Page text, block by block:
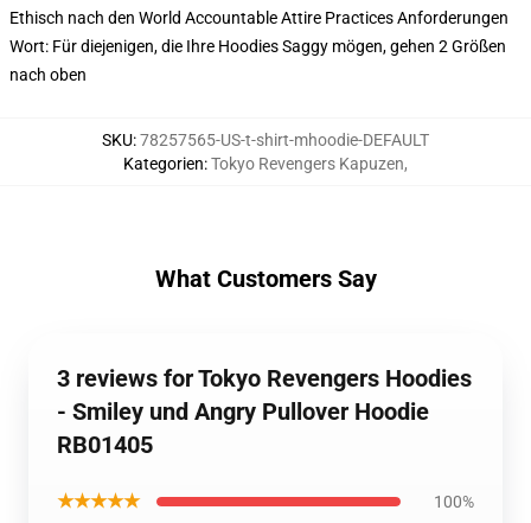
Ethisch nach den World Accountable Attire Practices Anforderungen
Wort: Für diejenigen, die Ihre Hoodies Saggy mögen, gehen 2 Größen
nach oben
SKU:78257565-US-t-shirt-mhoodie-DEFAULT
Kategorien:Tokyo Revengers Kapuzen,
What Customers Say
3 reviews for Tokyo Revengers Hoodies
- Smiley und Angry Pullover Hoodie
RB01405
★★★★★ 100%